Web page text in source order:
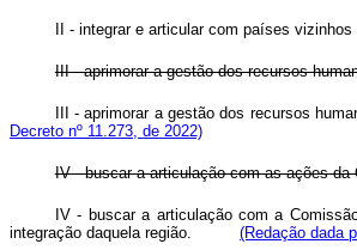
II - integrar e articular com países
III - aprimorar a gestão dos recursos
III - aprimorar a gestão dos recursos
Decreto nº 11.273, de 2022)
IV - buscar a articulação com as ações da
IV - buscar a articulação com a
integração daquela região.
(Redação dada